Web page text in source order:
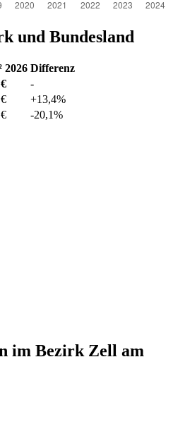
und Bundesland
2026 Differenz
-
+13,4%
-20,1%
im Bezirk Zell am